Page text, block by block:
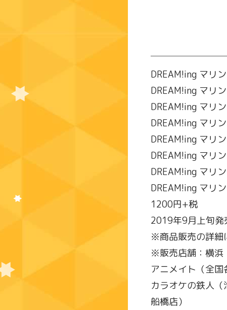
DREAM!ing マリ
DREAM!ing マリ
DREAM!ing マリ
DREAM!ing マリ
DREAM!ing マリ
DREAM!ing マリ
DREAM!ing マリ
DREAM!ing マリ
1200円+税
2019年9月上旬発
※商品販売の詳細
※販売店舗：横浜
アニメイト（全国
カラオケの鉄人（
船橋店）